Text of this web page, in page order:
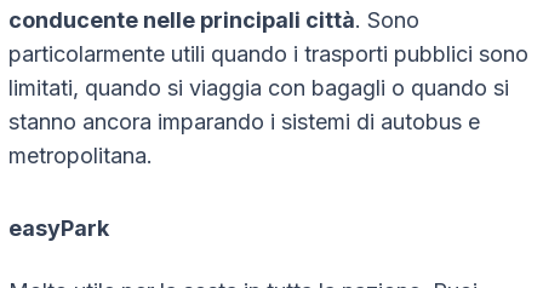
conducente nelle principali città. Sono
particolarmente utili quando i trasporti pubblici sono
limitati, quando si viaggia con bagagli o quando si
stanno ancora imparando i sistemi di autobus e
metropolitana.
easyPark